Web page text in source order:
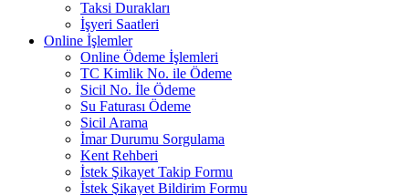
Taksi Durakları
İşyeri Saatleri
Online İşlemler
Online Ödeme İşlemleri
TC Kimlik No. ile Ödeme
Sicil No. İle Ödeme
Su Faturası Ödeme
Sicil Arama
İmar Durumu Sorgulama
Kent Rehberi
İstek Şikayet Takip Formu
İstek Şikayet Bildirim Formu